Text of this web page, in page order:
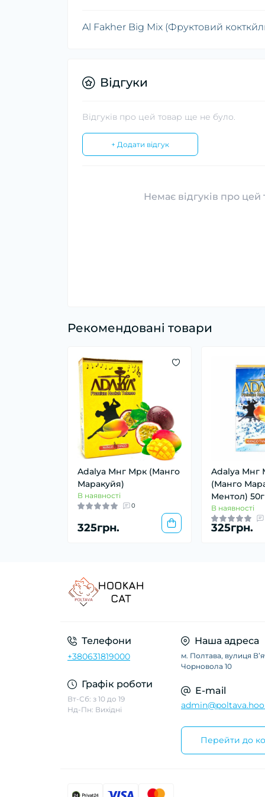
Al Fakher Big Mix (Фруктовий
Відгуки
Відгуків про цей товар ще не було.
+ Додати відгук
Немає відгуків про цей
Рекомендовані товари
Adalya Мнг Мрк (Манго
Маракуйя)
В наявності
0
325грн.
Adalya Мнг
(Манго
Ментол) 50г
В наявності
325грн.
Телефони
+380631819000
Графік роботи
Вт-Сб: з 10 до 19
Нд-Пн: Вихідні
Наша адреса
м. Полтава, вулиця
Чорновола 10
E-mail
Перейти до